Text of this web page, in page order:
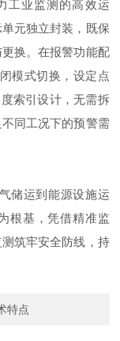
业监测的高效运
元独立封装，既保
换。在报警功能配
模式切换，设定点
索引设计，无需拆
同工况下的预警需
储运到能源设施运
根基，凭借精准监
筑牢安全防线，持
特点